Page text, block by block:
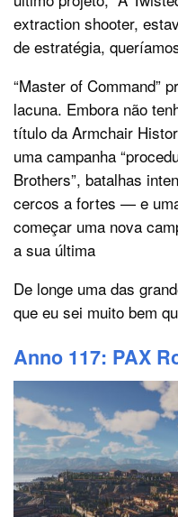
extraction shooter,
de estratégia,
“Master of Command”
lacuna. Embora não
título da Armchair
uma campanha
Brothers”, batalhas
cercos a fortes — e
começar uma nova
a sua última
De longe uma das
que eu sei muito bem
Anno 117: PAX